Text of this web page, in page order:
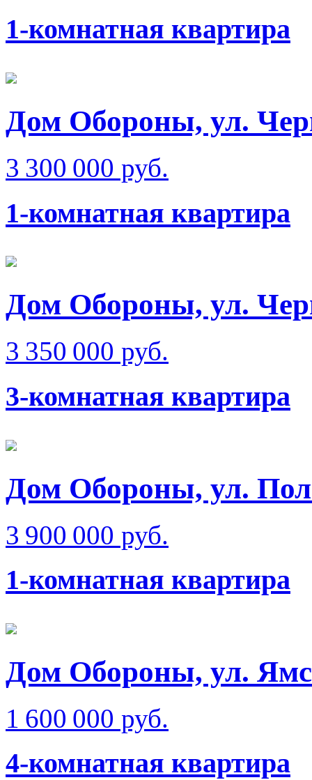
1-комнатная квартира
Дом Обороны, ул.
3 300 000 руб.
1-комнатная квартира
Дом Обороны, ул.
3 350 000 руб.
3-комнатная квартира
Дом Обороны, ул.
3 900 000 руб.
1-комнатная квартира
Дом Обороны, ул.
1 600 000 руб.
4-комнатная квартира